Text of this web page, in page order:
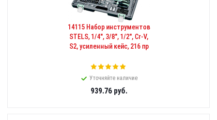
14115 Набор инструментов
STELS, 1/4", 3/8", 1/2", Cr-V,
S2, усиленный кейс, 216 пр
Уточняйте наличие
939.76руб.